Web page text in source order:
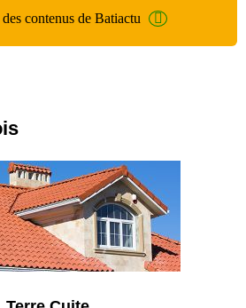
contenus de Batiactu